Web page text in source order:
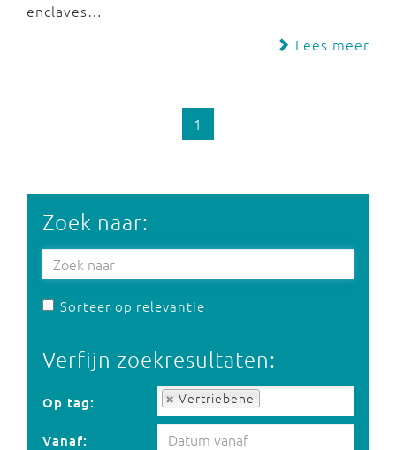
enclaves…
Lees meer
1
Zoek naar:
Sorteer op relevantie
Verfijn zoekresultaten:
Op tag: Vertriebene
Op tag:
Vanaf: